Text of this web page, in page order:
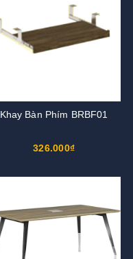
Khay Bàn Phím BRBF01
326.000₫